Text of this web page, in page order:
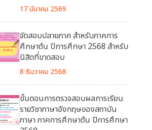
17 มีนาคม 2569
จัดสอบปลายภาค สำหรับภาคการ
ศึกษาต้น ปีการศึกษา 2568 สำหรับ
นิสิตที่ขาดสอบ
8 ธันวาคม 2568
ขั้นตอนการตรวจสอบผลการเรียน
รายวิชาภาษาอังกฤษของสถาบัน
ภาษา ภาคการศึกษาต้น ปีการศึกษา